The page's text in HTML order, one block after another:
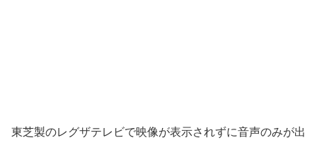
東芝製のレグザテレビで映像が表示されずに音声のみが出